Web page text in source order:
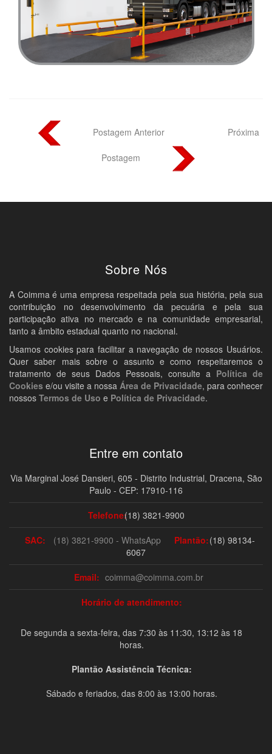
Postagem Anterior Próxima
Postagem
Sobre Nós
A Coimma é uma empresa respeitada pela sua história, pela sua
contribuição no desenvolvimento da pecuária e pela sua
participação ativa no mercado e na comunidade empresarial,
tanto a âmbito estadual quanto no nacional.
Usamos cookies para facilitar a navegação de nossos Usuários.
Quer saber mais sobre o assunto e como respeitaremos o
tratamento de seus Dados Pessoais, consulte a Política de
Cookies e/ou visite a nossa Área de Privacidade, para conhecer
nossos Termos de Uso e Política de Privacidade.
Entre em contato
Via Marginal José Dansieri, 605 - Distrito Industrial, Dracena, São
Paulo - CEP: 17910-116
Telefone:(18) 3821-9900
SAC: (18) 3821-9900 - WhatsApp Plantão:(18) 98134-
6067
Email: coimma@coimma.com.br
Horário de atendimento:
De segunda a sexta-feira, das 7:30 às 11:30, 13:12 às 18
horas.
Plantão Assistência Técnica:
Sábado e feriados, das 8:00 às 13:00 horas.